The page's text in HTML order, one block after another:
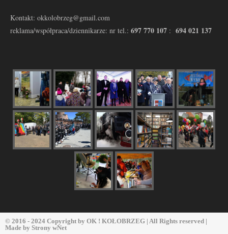
Kontakt: okkolobrzeg@gmail.com
reklama/współpraca/dziennikarze: nr tel.: 697 770 107 : 694 021 137
© 2016 - 2024 Copyright by OK ! KOŁOBRZEG | All Rights reserved |
Made by Strony wNet